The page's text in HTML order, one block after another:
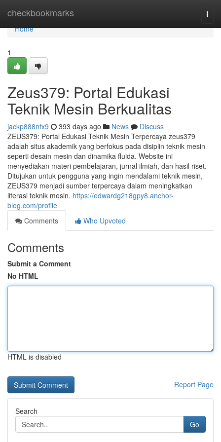
checkbookmarks
Home
Home
1
Zeus379: Portal Edukasi
Teknik Mesin Berkualitas
jackp888nfx9 393 days ago News
Discuss
ZEUS379: Portal Edukasi Teknik Mesin Terpercaya zeus379
adalah situs akademik yang berfokus pada disiplin teknik mesin
seperti desain mesin dan dinamika fluida. Website ini
menyediakan materi pembelajaran, jurnal ilmiah, dan hasil riset.
Ditujukan untuk pengguna yang ingin mendalami teknik mesin,
ZEUS379 menjadi sumber terpercaya dalam meningkatkan
literasi teknik mesin. https://edwardg218gpy8.anchor-
blog.com/profile
Comments
Who Upvoted
Comments
Submit a Comment
No HTML
HTML is disabled
Report Page
Search
Go